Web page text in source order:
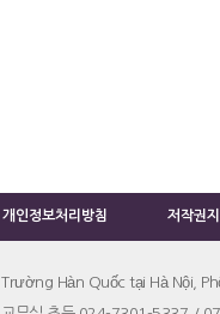
개인정보처리방침 저작권
Trường Hàn Quốc tại Hà Nội,